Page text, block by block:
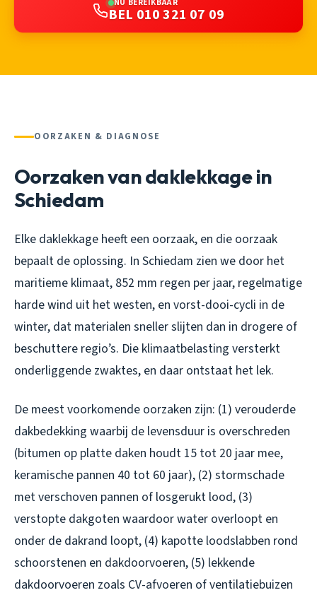
BEL 010 321 07 09
OORZAKEN & DIAGNOSE
Oorzaken van daklekkage in
Schiedam
Elke daklekkage heeft een oorzaak, en die oorzaak
bepaalt de oplossing. In Schiedam zien we door het
maritieme klimaat, 852 mm regen per jaar, regelmatige
harde wind uit het westen, en vorst-dooi-cycli in de
winter, dat materialen sneller slijten dan in drogere of
beschuttere regio’s. Die klimaatbelasting versterkt
onderliggende zwaktes, en daar ontstaat het lek.
De meest voorkomende oorzaken zijn: (1) verouderde
dakbedekking waarbij de levensduur is overschreden
(bitumen op platte daken houdt 15 tot 20 jaar mee,
keramische pannen 40 tot 60 jaar), (2) stormschade
met verschoven pannen of losgerukt lood, (3)
verstopte dakgoten waardoor water overloopt en
onder de dakrand loopt, (4) kapotte loodslabben rond
schoorstenen en dakdoorvoeren, (5) lekkende
dakdoorvoeren zoals CV-afvoeren of ventilatiebuizen